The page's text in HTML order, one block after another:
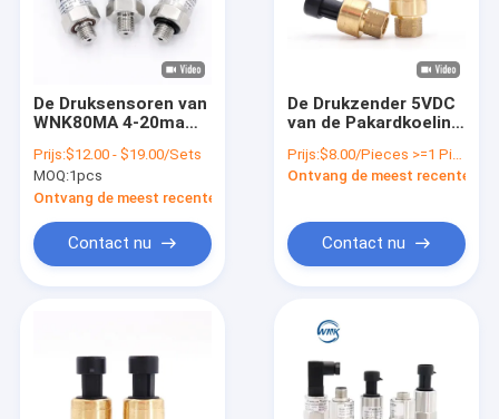
De Druksensoren van
WNK80MA 4-20ma
Industriële
Drukzender
Prijs:$12.00 - $19.00/Sets
MOQ:1pcs
Ontvang de meest recente Prijs
Contact nu
De Drukzender 5VDC
van de Pakardkoeling
Sensor
Prijs:$8.00/Pieces >=1 Pieces
Ontvang de meest recente
Contact nu